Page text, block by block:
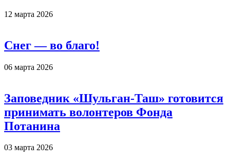
12 марта 2026
Снег — во благо!
06 марта 2026
Заповедник «Шульган-Таш» готовится
принимать волонтеров Фонда
Потанина
03 марта 2026